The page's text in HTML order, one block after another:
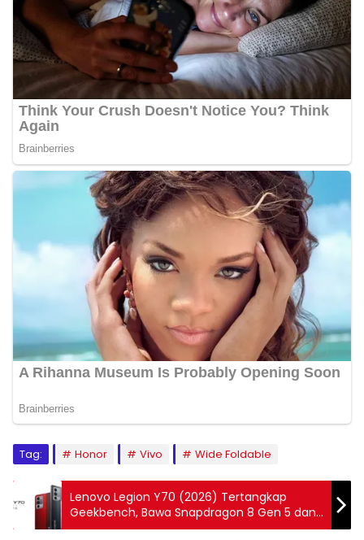
Tag: Honor Vivo Wide Foldable
Lenovo Legion Y70 (2026) Tertangkap
Geekbench, Bawa Snapdragon 8 Gen 5 dan
Baterai 8.000mAh